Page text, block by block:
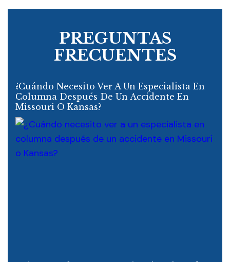
PREGUNTAS
FRECUENTES
¿Cuándo Necesito Ver A Un Especialista En
Columna Después De Un Accidente En
Missouri O Kansas?